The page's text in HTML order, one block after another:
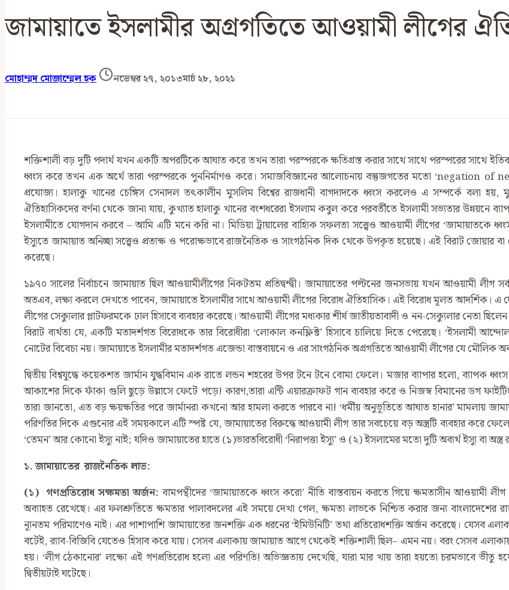
জামায়াতে ইসলামীর অগ্রগতিতে আওয়ামী লীগের
মোহাম্মদ মোজাম্মেল হক নভেম্বর ২৭, ২০১৩মার্চ ২৮, ২০২১
শক্তিশালী বড় দুটি পদার্থ যখন একটি অপরটিকে আঘাত করে তখন তারা পরস্পরকে ক্ষতিগ্রস্ত করার সাথে সাথে পরস্পরের সাথে
ধ্বংস করে তখন এক অর্থে তারা পরস্পরকে পুননির্মাণও করে। সমাজবিজ্ঞানের আলোচনায় বস্তুজগতের মতো ‘negation of
প্রযোজ্য। হালাকু খানের চেঙ্গিস সেনাদল তৎকালীন মুসলিম বিশ্বের রাজধানী বাগদাদকে ধ্বংস করলেও এ সম্পর্কে বলা হয়,
ঐতিহাসিকদের বর্ণনা থেকে জানা যায়, কুখ্যাত হালাকু খানের বংশধরেরা ইসলাম কবুল করে পরবর্তীতে ইসলামী সভ্যতার উন্নয়নে
ইসলামীতে যোগদান করবে – আমি এটি মনে করি না। মিডিয়া ট্রায়ালের বাহ্যিক সফলতা সত্ত্বেও আওয়ামী লীগের ‘জামায়াতকে
ইস্যুতে জামায়াত অনিচ্ছা সত্ত্বেও প্রত্যক্ষ ও পরোক্ষভাবে রাজনৈতিক ও সাংগঠনিক দিক থেকে উপকৃত হয়েছে। এই বিরাট জোয়ার
করেছে।
১৯৭০ সালের নির্বাচনে জামায়াত ছিল আওয়ামীলীগের নিকটতম প্রতিদ্বন্দ্বী। জামায়াতের পল্টনের জনসভায় যখন আওয়ামী লীগ
অতএব, লক্ষ্য করলে দেখতে পাবেন, জামায়াতে ইসলামীর সাথে আওয়ামী লীগের বিরোধ ঐতিহাসিক। এই বিরোধ মূলত আদর্শিক। এ
লীগের সেক্যুলার প্লাটফরমকে ঢাল হিসাবে ব্যবহার করেছে। আওয়ামী লীগের মধ্যকার শীর্ষ জাতীয়তাবাদী ও নন-সেক্যুলার নেতা
বিরাট ব্যর্থতা যে, একটি মতাদর্শগত বিরোধকে তার বিরোধীরা ‘লোকাল কনফ্লিক্ট’ হিসাবে চালিয়ে দিতে পেরেছে। ‘ইসলামী
নোটের বিবেচ্য নয়। জামায়াতে ইসলামীর মতাদর্শগত এজেন্ডা বাস্তবায়নে ও এর সাংগঠনিক অগ্রগতিতে আওয়ামী লীগের যে
দ্বিতীয় বিশ্বযুদ্ধে কয়েকশত জার্মান যুদ্ধবিমান এক রাতে লন্ডন শহরের উপর টনে টনে বোমা ফেলে। মজার ব্যাপার হলো, ব্যাপক
আকাশের দিকে ফাঁকা গুলি ছুড়ে উল্লাসে ফেটে পড়ে! কারণ,তারা এন্টি এয়ারক্রাফট গান ব্যবহার করে ও নিজস্ব বিমানের ডগ
তারা জানতো, এত বড় ক্ষয়ক্ষতির পরে জার্মানরা কখনো আর হামলা করতে পারবে না! ‘ধর্মীয় অনুভূতিতে আঘাত হানার’ মামলায়
পরিণতির দিকে এগুনোর এই সময়কালে এটি স্পষ্ট যে, জামায়াতের বিরুদ্ধে আওয়ামী লীগ তার সবচেয়ে বড় অস্ত্রটি ব্যবহার করে
‘তেমন’ আর কোনো ইস্যু নাই; যদিও জামায়াতের হাতে (১)ভারতবিরোধী ‘নিরাপত্তা ইস্যু’ ও (২) ইসলামের মতো দুটি অব্যর্থ ইস্যু বা অস্ত্র
১. জামায়াতের রাজনৈতিক লাভ:
(১) গণপ্রতিরোধ সক্ষমতা অর্জন: বামপন্থীদের ‘জামায়াতকে ধ্বংস করো’ নীতি বাস্তবায়ন করতে গিয়ে ক্ষমতাসীন আওয়ামী
অব্যাহত রেখেছে। এর ফলশ্রুতিতে ক্ষমতার পালাবদলের এই সময়ে দেখা গেল, ক্ষমতা লাভকে নিশ্চিত করার জন্য বাংলাদেশের
ন্যূনতম পরিমাণেও নাই। এর পাশাপাশি জামায়াতের জনশক্তি এক ধরনের ‘ইমিউনিটি’ তথা প্রতিরোধশক্তি অর্জন করেছে। যেসব
বটেই, র‍্যাব-বিজিবি যেতেও হিসাব করে যায়। সেসব এলাকায় জামায়াত আগে থেকেই শক্তিশালী ছিল– এমন নয়। বরং সেসব
হয়। ‘লীগ ঠেকানোর’ লক্ষ্যে এই গণপ্রতিরোধ হলো এর পরিণতি! অভিজ্ঞতায় দেখেছি, যারা মার খায় তারা হয়তো চরমভাবে ভীতু
দ্বিতীয়টাই ঘটেছে।